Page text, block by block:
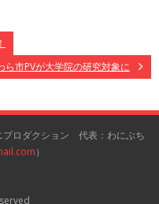
ら市PVが大学院の研究対象に
プロダクション 代表：わにぶち
）